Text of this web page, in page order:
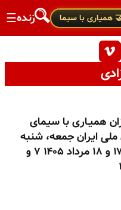
همیاری با سیما زنده☰
همیـاری با سیمای
ملی ایران جمعه، شنبه
و یکشنبه ۱۶ ، ۱۷ و ۱۸ مرداد ۱۴۰۵ ۷ و